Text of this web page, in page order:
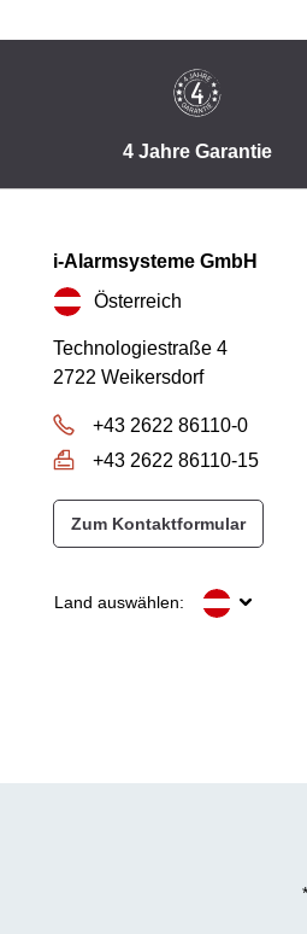
4 Jahre Garantie
i-Alarmsysteme GmbH
Österreich
Technologiestraße 4
2722 Weikersdorf
+43 2622 86110-0
+43 2622 86110-15
Zum Kontaktformular
Land auswählen: